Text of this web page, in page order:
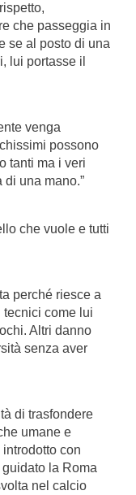
che passeggia in
se al posto di una
lui portasse il
venga
possono
tanti ma i veri
una mano.”
che vuole e tutti
perché riesce a
tecnici come lui
Altri danno
senza aver
di trasfondere
umane e
con
la Roma
nel calcio